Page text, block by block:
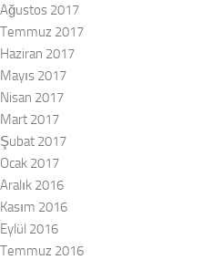
Ağustos 2017
Temmuz 2017
Haziran 2017
Mayıs 2017
Nisan 2017
Mart 2017
Şubat 2017
Ocak 2017
Aralık 2016
Kasım 2016
Eylül 2016
Temmuz 2016